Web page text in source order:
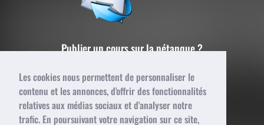
Les cookies nous permettent de personnaliser le
contenu et les annonces, d'offrir des fonctionnalités
relatives aux médias sociaux et d'analyser notre
trafic. En poursuivant votre navigation sur ce site,
Publier un cours sur la pétanque ?
Contactez-nous !